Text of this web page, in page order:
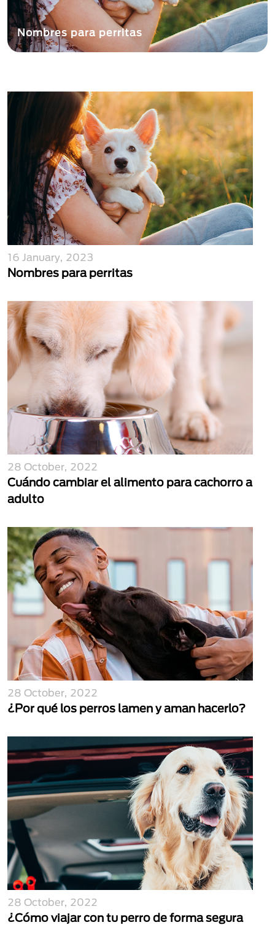
en adopción: beneficios y
para adoptar un perro o gato
Nombres
16 January, 2023
Nombres para perritas
28 October, 2022
Cuándo cambiar el alimento para cachorro a
adulto
28 October, 2022
¿Por qué los perros lamen y aman hacerlo?
28 October, 2022
¿Cómo viajar con tu perro de forma segura